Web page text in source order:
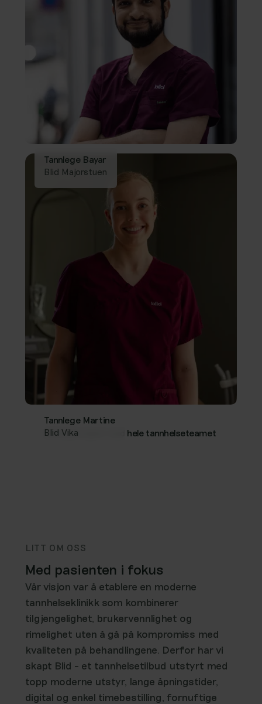
Tannlege Bayar
Blid Majorstuen
Tannlege Martine
Blid Vika
Bli bedre kjent med hele tannhelseteamet
LITT OM OSS
Med pasienten i fokus
Vår visjon var å etablere en moderne
tannhelseklinikk som kombinerer
tilgjengelighet, brukervennlighet og
rimelighet uten å gå på kompromiss med
kvaliteten på behandlingene. Derfor har vi
skapt Blid - et tannhelsetilbud utstyrt med
topp moderne utstyr, lange åpningstider,
digital og enkel timebestilling, fornuftige